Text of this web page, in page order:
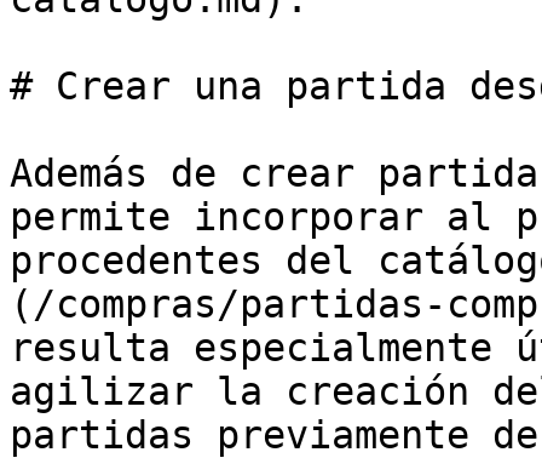
# Crear una partida
Además de crear
permite incorporar al
procedentes del
(/compras/partidas-
resulta especialmente
agilizar la creación
partidas previamente